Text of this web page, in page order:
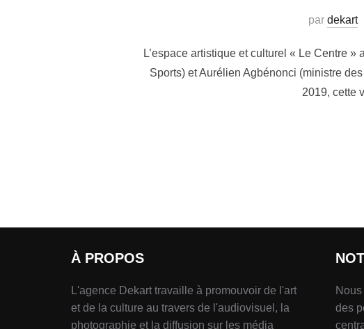
par dekart
L’espace artistique et culturel « Le Centre
Sports) et Aurélien Agbénonci (ministre
2019, cette
À PROPOS
L'agence Dekart travaille à promouvoir de l'art
et de la culture au travers de l'audiovisuel, la
photographie et la diffusion sur les média
des